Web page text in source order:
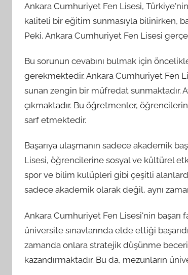
Ankara Cumhuriyet Fen Lisesi,
kaliteli bir eğitim sunmasıyla bilinirken,
Peki, Ankara Cumhuriyet Fen Lisesi
Bu sorunun cevabını bulmak için
gerekmektedir. Ankara Cumhuriyet Fen
sunan zengin bir müfredat sunmaktadır.
çıkmaktadır. Bu öğretmenler,
sarf etmektedir.
Başarıya ulaşmanın sadece akademik
Lisesi, öğrencilerine sosyal ve kültürel
spor ve bilim kulüpleri gibi çeşitli
sadece akademik olarak değil, aynı
Ankara Cumhuriyet Fen Lisesi'nin
üniversite sınavlarında elde ettiği
zamanda onlara stratejik düşünme
kazandırmaktadır. Bu da, mezunların